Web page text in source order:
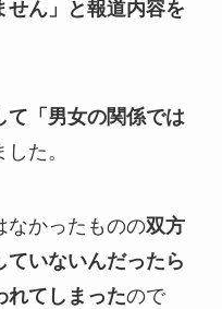
せん」と報道内容を
て「男女の関係では
した。
なかったものの双方
いないんだったら
れてしまったので